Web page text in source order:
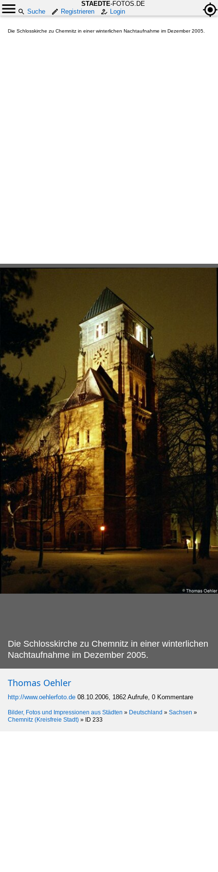
STAEDTE-FOTOS.DE
Suche
Registrieren Login
Die Schlosskirche zu Chemnitz in einer winterlichen Nachtaufnahme im Dezember 2005.
Die Schlosskirche zu Chemnitz in einer winterlichen
Nachtaufnahme im Dezember 2005.
Thomas Oehler
http://www.oehlerfoto.de 08.10.2006, 1862 Aufrufe, 0 Kommentare
Bilder, Fotos und Impressionen aus Städten » Deutschland » Sachsen »
Chemnitz (Kreisfreie Stadt) » ID 233